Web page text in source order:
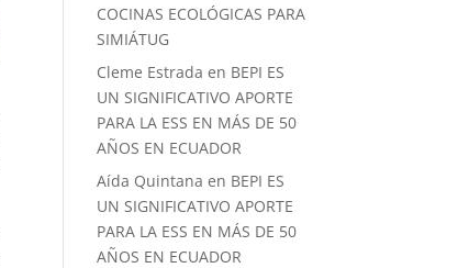
COCINAS ECOLÓGICAS PARA
SIMIÁTUG
Cleme Estrada en BEPI ES
UN SIGNIFICATIVO APORTE
PARA LA ESS EN MÁS DE 50
AÑOS EN ECUADOR
Aída Quintana en BEPI ES
UN SIGNIFICATIVO APORTE
PARA LA ESS EN MÁS DE 50
AÑOS EN ECUADOR